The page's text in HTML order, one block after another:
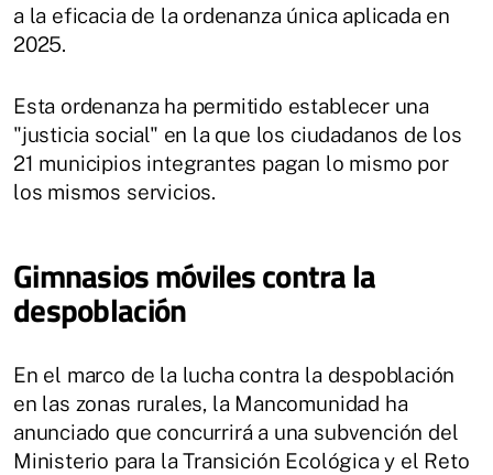
a la eficacia de la ordenanza única aplicada en
2025.
Esta ordenanza ha permitido establecer una
"justicia social" en la que los ciudadanos de los
21 municipios integrantes pagan lo mismo por
los mismos servicios.
Gimnasios móviles contra la
despoblación
En el marco de la lucha contra la despoblación
en las zonas rurales, la Mancomunidad ha
anunciado que concurrirá a una subvención del
Ministerio para la Transición Ecológica y el Reto